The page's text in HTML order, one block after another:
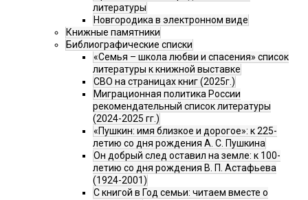
литературы
Новгородика в электронном виде
Книжные памятники
Библиографические списки
«Семья – школа любви и спасения» список
литературы к книжной выставке
СВО на страницах книг (2025г.)
Миграционная политика России
рекомендательный список литературы
(2024-2025 гг.)
«Пушкин: имя близкое и дорогое»: к 225-
летию со дня рождения А. С. Пушкина
Он добрый след оставил на земле: к 100-
летию со дня рождения В. П. Астафьева
(1924-2001)
С книгой в Год семьи: читаем вместе о